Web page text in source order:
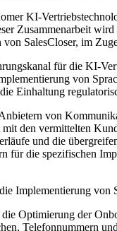
KI-
Zusammenarbeit
SalesCloser, im
für die KI-
von
Einhaltung
von
den vermittelten
und die
für die spezifischen
Implementierung von
Optimierung der
Telefonnummern